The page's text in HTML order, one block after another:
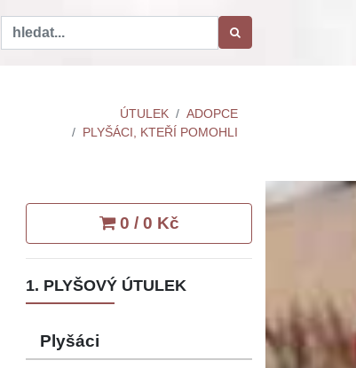
ÚTULEK
ADOPCE
PLYŠÁCI, KTEŘÍ POMOHLI
0 / 0 Kč
1. PLYŠOVÝ ÚTULEK
Plyšáci